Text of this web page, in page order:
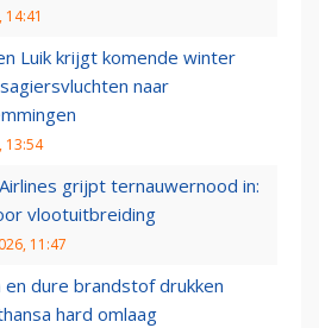
14:41
Luik krijgt komende winter
naar
13:54
grijpt ternauwernood in:
vlootuitbreiding
11:47
en dure brandstof drukken
hard omlaag